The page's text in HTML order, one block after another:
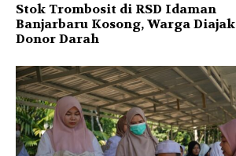
Stok Trombosit di RSD Idaman
Banjarbaru Kosong, Warga Diajak
Donor Darah